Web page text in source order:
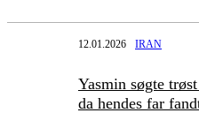
12.01.2026 IRAN
Yasmin søgte
da hendes far